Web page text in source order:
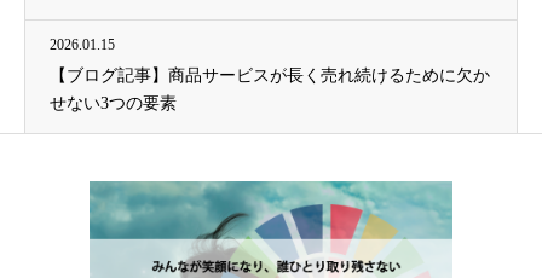
2026.01.15
【ブログ記事】商品サービスが長く売れ続けるために欠か
せない3つの要素